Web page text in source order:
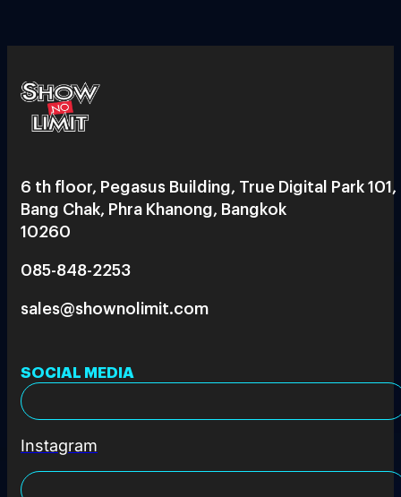
6 th floor, Pegasus Building, True Digital Park 101,
Bang Chak, Phra Khanong, Bangkok
10260
085-848-2253
sales@shownolimit.com
SOCIAL MEDIA
Instagram